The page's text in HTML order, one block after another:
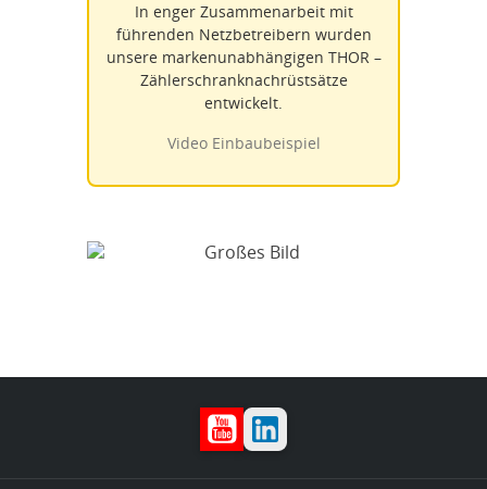
In enger Zusammenarbeit mit
führenden Netzbetreibern wurden
unsere markenunabhängigen THOR –
Zählerschranknachrüstsätze
entwickelt.
Video Einbaubeispiel
YouTube